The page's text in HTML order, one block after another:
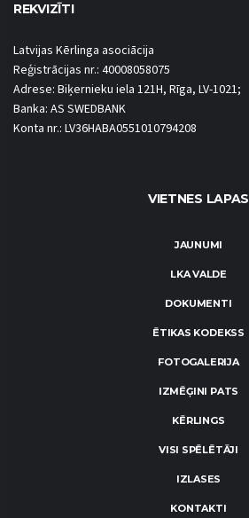
REKVIZĪTI
Latvijas Kērlinga asociācija
Reģistrācijas nr.: 40008058075
Adrese: Biķernieku iela 121H, Rīga, LV-1021;
Banka: AS SWEDBANK
Konta nr.: LV36HABA0551010794208
VIETNES LAPAS
JAUNUMI
LKA VALDE
DOKUMENTI
ĒTIKAS KODEKSS
FOTOGALERIJA
IZMĒĢINI PATS
KĒRLINGS
VISI SPĒLĒTĀJI
IZLASES
KONTAKTI